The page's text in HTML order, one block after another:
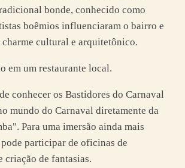
bonde, conhecido como
boêmios influenciaram o bairro e
charme cultural e arquitetônico.
em um restaurante local.
conhecer os Bastidores do Carnaval
mundo do Carnaval diretamente da
Para uma imersão ainda mais
participar de oficinas de
criação de fantasias.